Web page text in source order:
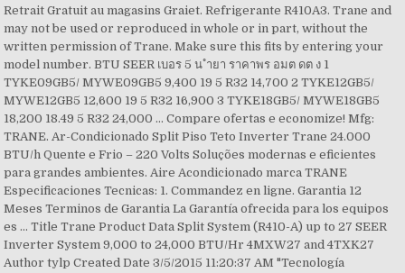
Retrait Gratuit au magasins Graiet. Refrigerante R410A3. Trane and
may not be used or reproduced in whole or in part, without the
written permission of Trane. Make sure this fits by entering your
model number. BTU SEER เบอร 5 น ำยา ราคาพร อมต ดต ง 1
TYKE09GB5/ MYWE09GB5 9,400 19 5 R32 14,700 2 TYKE12GB5/
MYWE12GB5 12,600 19 5 R32 16,900 3 TYKE18GB5/ MYWE18GB5
18,200 18.49 5 R32 24,000 … Compare ofertas e economize! Mfg:
TRANE. Ar-Condicionado Split Piso Teto Inverter Trane 24.000
BTU/h Quente e Frio – 220 Volts Soluções modernas e eficientes
para grandes ambientes. Aire Acondicionado marca TRANE
Especificaciones Tecnicas: 1. Commandez en ligne. Garantia 12
Meses Terminos de Garantia La Garantía ofrecida para los equipos
es … Title Trane Product Data Split System (R410-A) up to 27 SEER
Inverter System 9,000 to 24,000 BTU/Hr 4MXW27 and 4TXK27
Author tylp Created Date 3/5/2015 11:20:37 AM "Tecnología